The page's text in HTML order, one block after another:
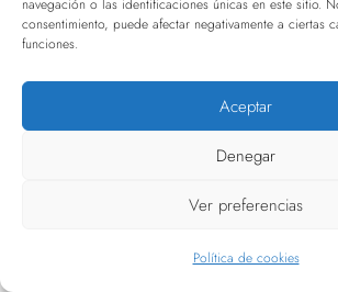
navegación o las identificaciones únicas en este sitio.
consentimiento, puede afectar negativamente a ciertas
funciones.
Aceptar
Denegar
Ver preferencias
Política de cookies